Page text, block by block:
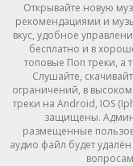
Открывайте новую
рекомендациями и
вкус, удобное
бесплатно и в
топовые Поп треки, а
Слушайте,
ограничений, в
треки на Android, IOS
защищены.
размещенные
аудио файл будет